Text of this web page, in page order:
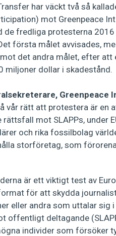
har väckt två så
mot Greenpeace
fredliga protesterna
första målet avvisades,
det andra målet, efter att
miljoner dollar i skadestånd.
Greenpeace
vår rätt att protestera är en
mot SLAPPs, under
och rika fossilbolag
storföretag, som
är ett viktigt test av
för att skydda
eller andra som uttalar sig
offentligt deltagande
individer som försöker